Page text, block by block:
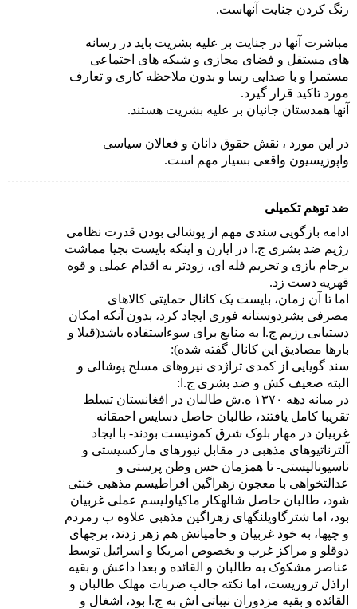
رنگ کردن جنایت آنهاست.
مباشرت آنها در جنایت بر علیه بشریت باید در رسانه
های مستقل و فضای مجازی و شبکه های اجتماعی
مستمرا و با صدایی رسا و بدون ملاحظه کاری و تعارف
مورد تاکید قرار گیرد.
آنها همدستان جانیان بر علیه بشریت هستند.
در این مورد ، نقش حقوق دانان و فعالان سیاسی
و‌اپوزیسیون واقعی بسیار مهم است.
ضد توهم تکمیلی
ادامه بازگویی سندی مهم از پوشالی بودن قدرت نظامی
رژیم ضد بشری ج.ا در ایارن و اینکه بایست بجیا مماشت
برجام بازی و تحریم فله ای، زودتر به اقدام عملی و قوه
قهریه دست زد.
اما تا آن زمان، بایست یک کانال حمایتی کالاهای
مصرفی بشردوستانه فوری ایجاد کرد، بدون آنکه امکان
دستیابی رزیم ج.ا به منابع برای سوءاستفاده باشد(قبلا و
بارها مصادیق این کانال گفته شده):
سند گویایی از کمدی تراژدی نیروهای مسلح پوشالی و
البته ضعیف کش و ضد بشری ج.ا:
در میانه دهه ۱۳۷۰ ه.ش طالبان در افغانستان تسلط
تقریبا کامل یافتند، طالبان حاصل دسایس احمقانه
غربیان در مهار بلوک شرق کمونیست بودند- با ایجاد
آلترناتیوهای مذهبی در مقابل نیورهای مارکسیستی و
ناسیونالیستی- تا همزمان حس وطن پرستی و
عدالتخواهی با معجون زهراگین افراطیسم مذهبی خنثی
شود، طالبان حاصل شالهکار ماکیاولیسم عملی غربیان
بود، اما شترگاوپلنگهای زهراگین مذهبی علاوه ب رمردم
و چپها، به خود غربیان و حامیانش هم زهر زدند، برجهای
دوقلو و مراکز غرب و بخصوص امریکا و اسرائیل توسط
عناصر مشکوک به طالبان و القائده و بعدا داعش و بقیه
اراذل تروریست، اما نکته جالب ضربات مهلک طالبان و
القائده و بقیه مزدوران نیباتی اش به ج.ا بود، اشغال و